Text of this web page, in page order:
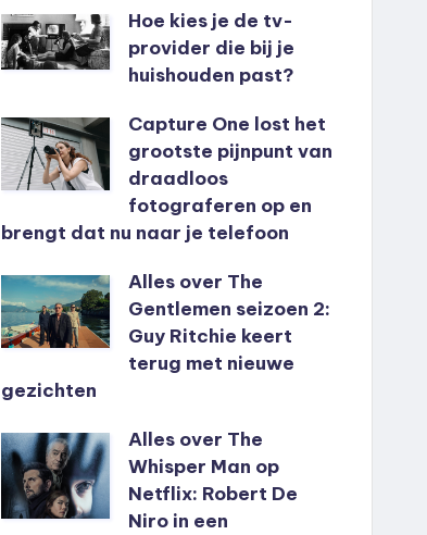
Hoe kies je de tv-
provider die bij je
huishouden past?
Capture One lost het
grootste pijnpunt van
draadloos
fotograferen op en
brengt dat nu naar je telefoon
Alles over The
Gentlemen seizoen 2:
Guy Ritchie keert
terug met nieuwe
gezichten
Alles over The
Whisper Man op
Netflix: Robert De
Niro in een